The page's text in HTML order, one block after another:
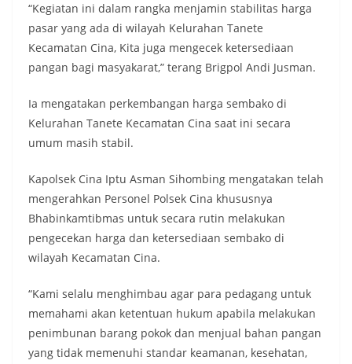
“Kegiatan ini dalam rangka menjamin stabilitas harga
pasar yang ada di wilayah Kelurahan Tanete
Kecamatan Cina, Kita juga mengecek ketersediaan
pangan bagi masyakarat,” terang Brigpol Andi Jusman.
Ia mengatakan perkembangan harga sembako di
Kelurahan Tanete Kecamatan Cina saat ini secara
umum masih stabil.
Kapolsek Cina Iptu Asman Sihombing mengatakan telah
mengerahkan Personel Polsek Cina khususnya
Bhabinkamtibmas untuk secara rutin melakukan
pengecekan harga dan ketersediaan sembako di
wilayah Kecamatan Cina.
“Kami selalu menghimbau agar para pedagang untuk
memahami akan ketentuan hukum apabila melakukan
penimbunan barang pokok dan menjual bahan pangan
yang tidak memenuhi standar keamanan, kesehatan,